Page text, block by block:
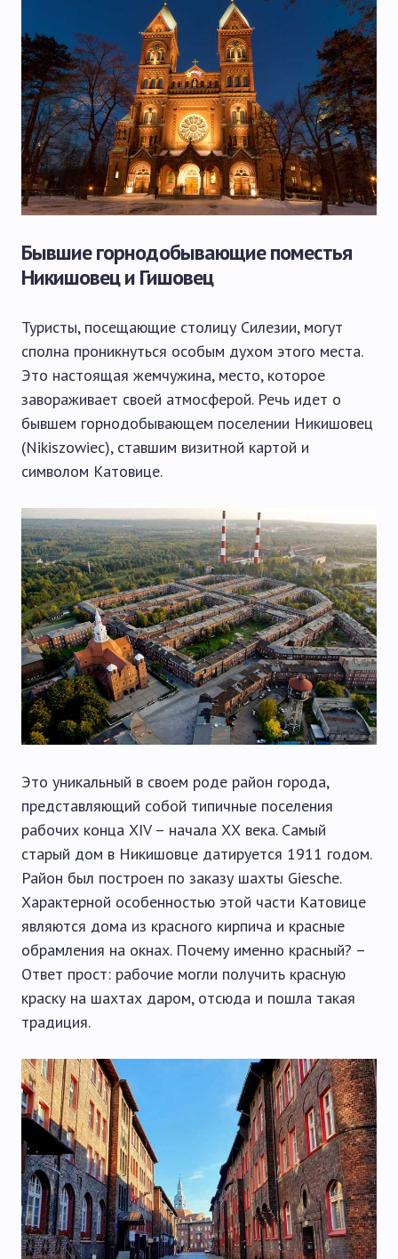
Бывшие горнодобывающие поместья
Никишовец и Гишовец
Туристы, посещающие столицу Силезии, могут
сполна проникнуться особым духом этого места.
Это настоящая жемчужина, место, которое
завораживает своей атмосферой. Речь идет о
бывшем горнодобывающем поселении Никишовец
(Nikiszowiec), ставшим визитной картой и
символом Катовице.
Это уникальный в своем роде район города,
представляющий собой типичные поселения
рабочих конца ХІV – начала ХХ века. Самый
старый дом в Никишовце датируется 1911 годом.
Район был построен по заказу шахты Giesche.
Характерной особенностью этой части Катовице
являются дома из красного кирпича и красные
обрамления на окнах. Почему именно красный? –
Ответ прост: рабочие могли получить красную
краску на шахтах даром, отсюда и пошла такая
традиция.